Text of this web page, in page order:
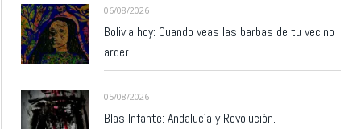
06/08/2026
Bolivia hoy: Cuando veas las barbas de tu vecino
arder…
05/08/2026
Blas Infante: Andalucía y Revolución.